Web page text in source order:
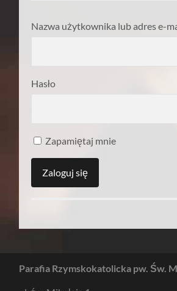
Nazwa użytkownika lub adres e-
Hasło
Zapamiętaj mnie
Parafia Rzymskokatolicka pw. Św.